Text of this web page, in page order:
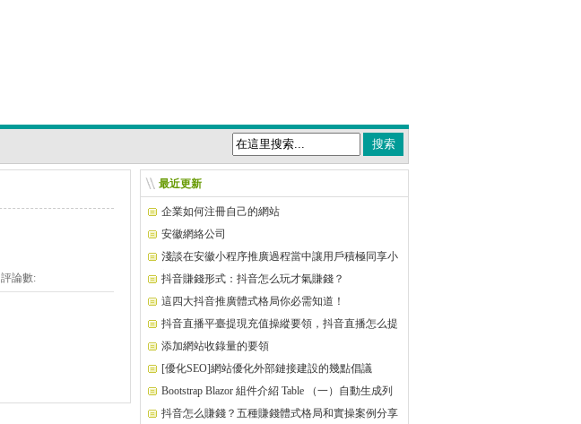
評論數:
最近更新
企業如何注冊自己的網站
安徽網絡公司
淺談在安徽小程序推廣過程當中讓用戶積極同享小
程序的兩大首要技巧
抖音賺錢形式：抖音怎么玩才氣賺錢？
這四大抖音推廣體式格局你必需知道！
抖音直播平臺提現充值操縱要領，抖音直播怎么提
現？添加網站收錄量的要領
[優化SEO]網站優化外部鏈接建設的幾點倡議
Bootstrap Blazor 組件介紹 Table （一）自動生成列
功能介紹
抖音怎么賺錢？五種賺錢體式格局和實操案例分享